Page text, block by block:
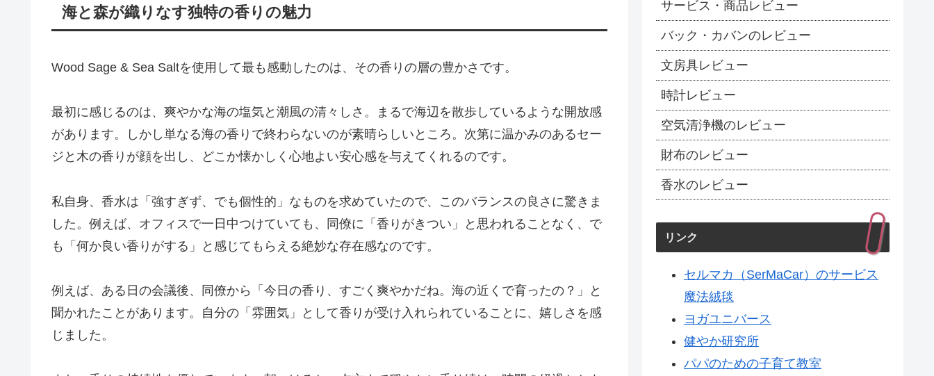
海と森が織りなす独特の香りの魅力
Wood Sage & Sea Saltを使用して最も感動したのは、その香りの層の豊かさです。
最初に感じるのは、爽やかな海の塩気と潮風の清々しさ。まるで海辺を散歩しているような開放感
があります。しかし単なる海の香りで終わらないのが素晴らしいところ。次第に温かみのあるセー
ジと木の香りが顔を出し、どこか懐かしく心地よい安心感を与えてくれるのです。
私自身、香水は「強すぎず、でも個性的」なものを求めていたので、このバランスの良さに驚きま
した。例えば、オフィスで一日中つけていても、同僚に「香りがきつい」と思われることなく、で
も「何か良い香りがする」と感じてもらえる絶妙な存在感なのです。
例えば、ある日の会議後、同僚から「今日の香り、すごく爽やかだね。海の近くで育ったの？」と
聞かれたことがあります。自分の「雰囲気」として香りが受け入れられていることに、嬉しさを感
じました。
サービス・商品レビュー
バック・カバンのレビュー
文房具レビュー
時計レビュー
空気清浄機のレビュー
財布のレビュー
香水のレビュー
リンク
セルマカ（SerMaCar）のサービス
魔法絨毯
ヨガユニバース
健やか研究所
パパのための子育て教室